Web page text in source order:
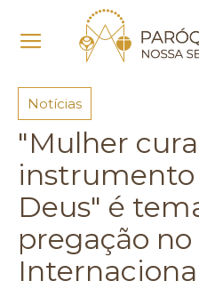
Notícias
Notícias
"Mulher
instrumento
Deus" é
pregação no